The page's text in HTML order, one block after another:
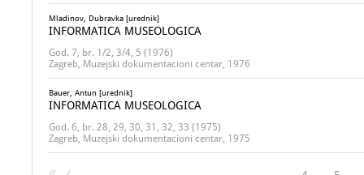
Mladinov, Dubravka [urednik]
INFORMATICA MUSEOLOGICA
God. 7, br. 1/2, 3/4, 5 (1976)
Zagreb, Muzejski dokumentacioni centar, 1976
Bauer, Antun [urednik]
INFORMATICA MUSEOLOGICA
God. 6, br. 28, 29, 30, 31, 32, 33 (1975)
Zagreb, Muzejski dokumentacioni centar, 1975